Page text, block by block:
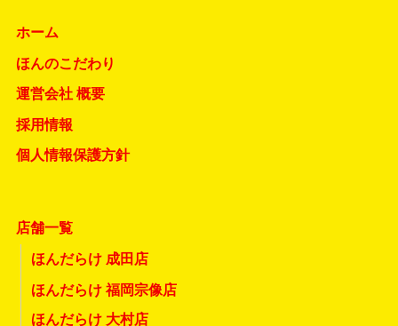
ホーム
ほんのこだわり
運営会社 概要
採用情報
個人情報保護方針
店舗一覧
ほんだらけ 成田店
ほんだらけ 福岡宗像店
ほんだらけ 大村店